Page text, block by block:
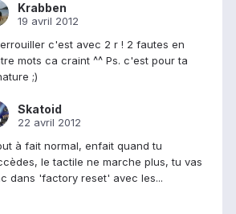
Krabben
19 avril 2012
c'est avec 2 r ! 2 fautes en
mots ca craint ^^ Ps. c'est pour ta
;)
Skatoid
22 avril 2012
à fait normal, enfait quand tu
le tactile ne marche plus, tu vas
dans 'factory reset' avec les...